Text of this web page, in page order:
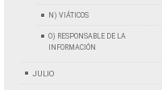
N) VIÁTICOS
O) RESPONSABLE DE LA
INFORMACIÓN
JULIO